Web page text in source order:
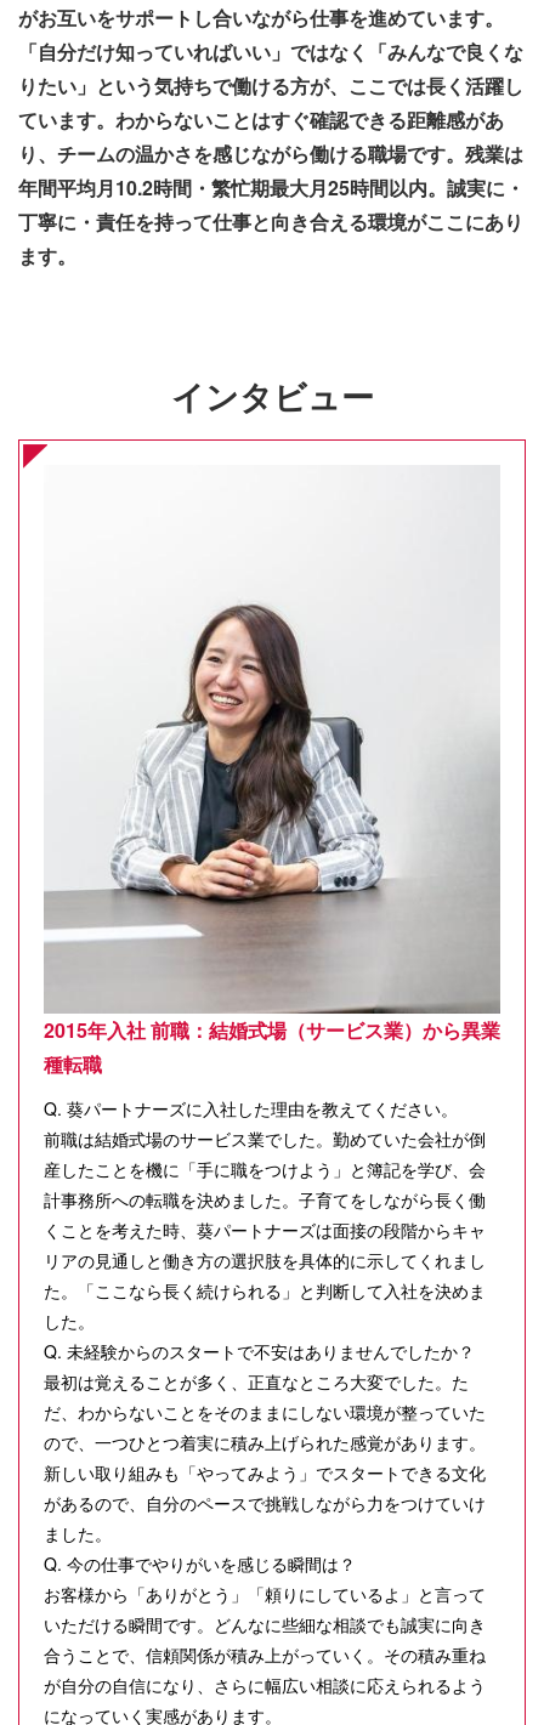
がお互いをサポートし合いながら仕事を進めています。
「自分だけ知っていればいい」ではなく「みんなで良くな
りたい」という気持ちで働ける方が、ここでは長く活躍し
ています。わからないことはすぐ確認できる距離感があ
り、チームの温かさを感じながら働ける職場です。残業は
年間平均月10.2時間・繁忙期最大月25時間以内。誠実に・
丁寧に・責任を持って仕事と向き合える環境がここにあり
ます。
インタビュー
2015年入社 前職：結婚式場（サービス業）から異業
種転職
Q. 葵パートナーズに入社した理由を教えてください。
前職は結婚式場のサービス業でした。勤めていた会社が倒
産したことを機に「手に職をつけよう」と簿記を学び、会
計事務所への転職を決めました。子育てをしながら長く働
くことを考えた時、葵パートナーズは面接の段階からキャ
リアの見通しと働き方の選択肢を具体的に示してくれまし
た。「ここなら長く続けられる」と判断して入社を決めま
した。
Q. 未経験からのスタートで不安はありませんでしたか？
最初は覚えることが多く、正直なところ大変でした。た
だ、わからないことをそのままにしない環境が整っていた
ので、一つひとつ着実に積み上げられた感覚があります。
新しい取り組みも「やってみよう」でスタートできる文化
があるので、自分のペースで挑戦しながら力をつけていけ
ました。
Q. 今の仕事でやりがいを感じる瞬間は？
お客様から「ありがとう」「頼りにしているよ」と言って
いただける瞬間です。どんなに些細な相談でも誠実に向き
合うことで、信頼関係が積み上がっていく。その積み重ね
が自分の自信になり、さらに幅広い相談に応えられるよう
になっていく実感があります。